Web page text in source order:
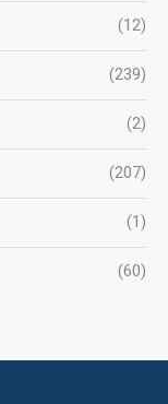
(12)
(239)
(2)
(207)
(1)
(60)